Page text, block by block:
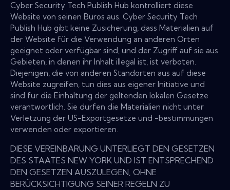
Cyber Security Tech Publish Hub kontrolliert diese
Website von seinen Büros aus. Cyber Security Tech
Publish Hub gibt keine Zusicherung, dass Materialien auf
der Website für die Verwendung an anderen Orten
geeignet oder verfügbar sind, und der Zugriff auf sie aus
Gebieten, in denen ihr Inhalt illegal ist, ist verboten.
Diejenigen, die von anderen Standorten aus auf diese
Website zugreifen, tun dies aus eigener Initiative und
sind für die Einhaltung der geltenden lokalen Gesetze
verantwortlich. Sie dürfen die Materialien nicht unter
Verletzung der US-Exportgesetze und -bestimmungen
verwenden oder exportieren.
DIESE VEREINBARUNG UNTERLIEGT DEN GESETZEN
DES STAATES NEW YORK UND IST ENTSPRECHEND
DEN GESETZEN AUSZULEGEN, OHNE
BERÜCKSICHTIGUNG SEINER REGELN ZU